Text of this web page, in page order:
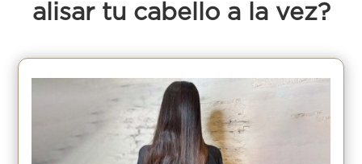
alisar tu cabello a la vez?